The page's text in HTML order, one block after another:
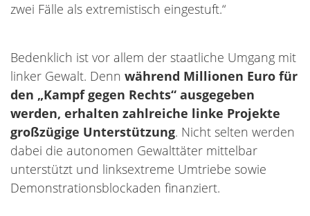
zwei Fälle als extremistisch eingestuft.“
Bedenklich ist vor allem der staatliche Umgang mit
linker Gewalt. Denn während Millionen Euro für
den „Kampf gegen Rechts“ ausgegeben
werden, erhalten zahlreiche linke Projekte
großzügige Unterstützung. Nicht selten werden
dabei die autonomen Gewalttäter mittelbar
unterstützt und linksextreme Umtriebe sowie
Demonstrationsblockaden finanziert.